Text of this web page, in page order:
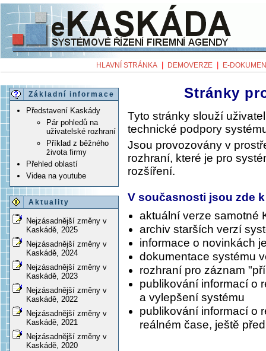
HLAVNÍ STRÁNKA DEMOVERZE E-
Základní informace
Představení Kaskády
Pár pohledů na
uživatelské rozhraní
Příklad z běžného
života firmy
Přehled oblastí
Videa na youtube
Aktuality
Nejzásadnější změny v
Kaskádě, 2025
Nejzásadnější změny v
Kaskádě, 2024
Nejzásadnější změny v
Kaskádě, 2023
Nejzásadnější změny v
Kaskádě, 2022
Nejzásadnější změny v
Kaskádě, 2021
Nejzásadnější změny v
Kaskádě, 2020
Stránky
Tyto stránky slouží
technické podpory
Jsou provozovány v
rozhraní, které je pro
rozšíření.
V současnosti jsou zde
aktuální verze samotné
archiv starších verzí
informace o novinkách
dokumentace systému
rozhraní pro záznam
publikování informací o
a vylepšení systému
publikování informací o
reálném čase, ještě